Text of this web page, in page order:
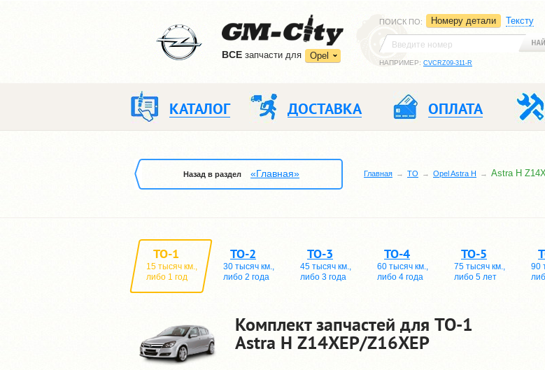
ВCE запчасти для Opel
ПОИСК ПО: Номеру детали Тексту
НАПРИМЕР: CVCRZ09-311-R
КАТАЛОГ ДОСТАВКА ОПЛАТА
Назад в раздел «Главная» Главная TO Opel Astra H Astra H
ТО-1
15 тысяч км.,
либо 1 год
ТО-2
30 тысяч км.,
либо 2 года
ТО-3
45 тысяч км.,
либо 3 года
ТО-4
60 тысяч км.,
либо 4 года
ТО-5
75 тысяч км.,
либо 5 лет
90
Комплект запчастей для TO-1
Astra H Z14XEP/Z16XEP